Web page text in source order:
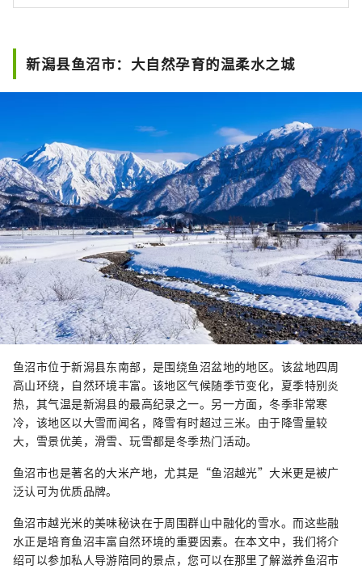
新潟县鱼沼市：大自然孕育的温柔水之城
鱼沼市位于新潟县东南部，是围绕鱼沼盆地的地区。该盆地四周
高山环绕，自然环境丰富。该地区气候随季节变化，夏季特别炎
热，其气温是新潟县的最高纪录之一。另一方面，冬季非常寒
冷，该地区以大雪而闻名，降雪有时超过三米。由于降雪量较
大，雪景优美，滑雪、玩雪都是冬季热门活动。
鱼沼市也是著名的大米产地，尤其是“鱼沼越光”大米更是被广
泛认可为优质品牌。
鱼沼市越光米的美味秘诀在于周围群山中融化的雪水。而这些融
水正是培育鱼沼丰富自然环境的重要因素。在本文中，我们将介
绍可以参加私人导游陪同的景点，您可以在那里了解滋养鱼沼市